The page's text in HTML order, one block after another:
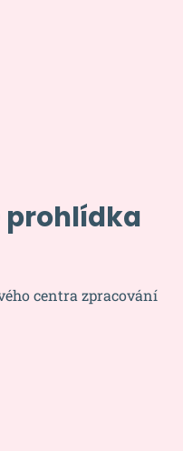
prohlídka
centra zpracování